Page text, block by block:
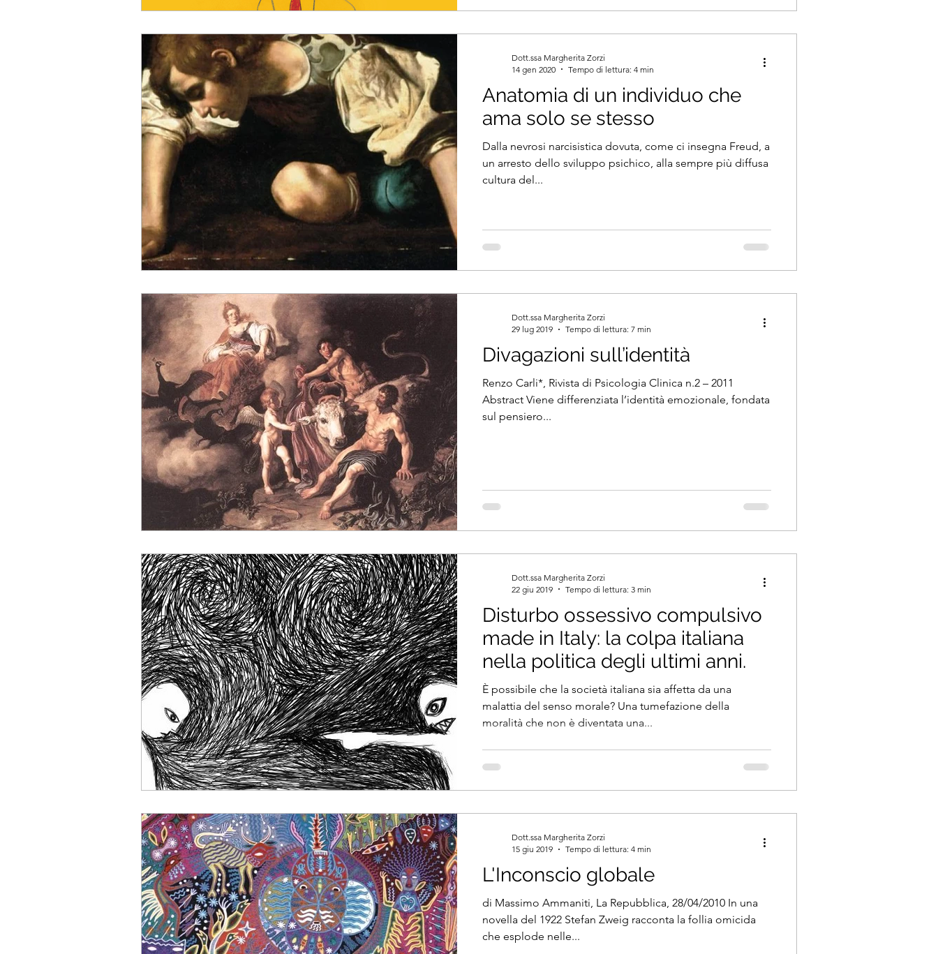
Anatomia di un individuo che
ama solo se stesso
Dalla nevrosi narcisistica dovuta, come ci insegna Freud, a
un arresto dello sviluppo psichico, alla sempre più diffusa
cultura del...
Dott.ssa Margherita Zorzi
14 gen 2020
Tempo di lettura: 4 min
Divagazioni sull’identità
Renzo Carli*, Rivista di Psicologia Clinica n.2 – 2011
Abstract Viene differenziata l’identità emozionale, fondata
sul pensiero...
Dott.ssa Margherita Zorzi
29 lug 2019
Tempo di lettura: 7 min
Disturbo ossessivo compulsivo
made in Italy: la colpa italiana
nella politica degli ultimi anni.
È possibile che la società italiana sia affetta da una
malattia del senso morale? Una tumefazione della
moralità che non è diventata una...
Dott.ssa Margherita Zorzi
22 giu 2019
Tempo di lettura: 3 min
L'Inconscio globale
di Massimo Ammaniti, La Repubblica, 28/04/2010 In una
novella del 1922 Stefan Zweig racconta la follia omicida
che esplode nelle...
Dott.ssa Margherita Zorzi
15 giu 2019
Tempo di lettura: 4 min